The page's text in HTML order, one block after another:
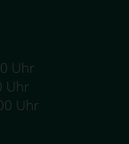
Uhr
Uhr
Uhr